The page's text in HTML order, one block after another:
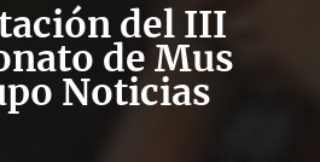
del III
de Mus
Noticias